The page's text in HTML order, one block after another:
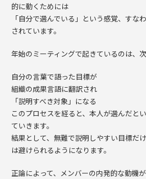
的に動くためには
「自分で選んでいる」という感覚、すな
されています。
年始のミーティングで起きているのは、
自分の言葉で語った目標が
組織の成果言語に翻訳され
「説明すべき対象」になる
このプロセスを経ると、本人が選んだと
ていきます。
結果として、無難で説明しやすい目標だ
は避けられるようになります。
正論によって、メンバーの内発的な動機